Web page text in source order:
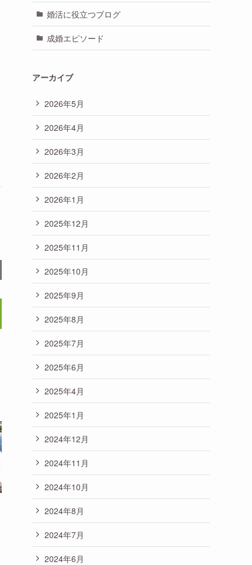
婚活に役立つブログ
成婚エピソード
アーカイブ
2026年5月
2026年4月
2026年3月
2026年2月
2026年1月
2025年12月
2025年11月
2025年10月
2025年9月
2025年8月
2025年7月
2025年6月
2025年4月
2025年1月
2024年12月
2024年11月
2024年10月
2024年8月
2024年7月
2024年6月